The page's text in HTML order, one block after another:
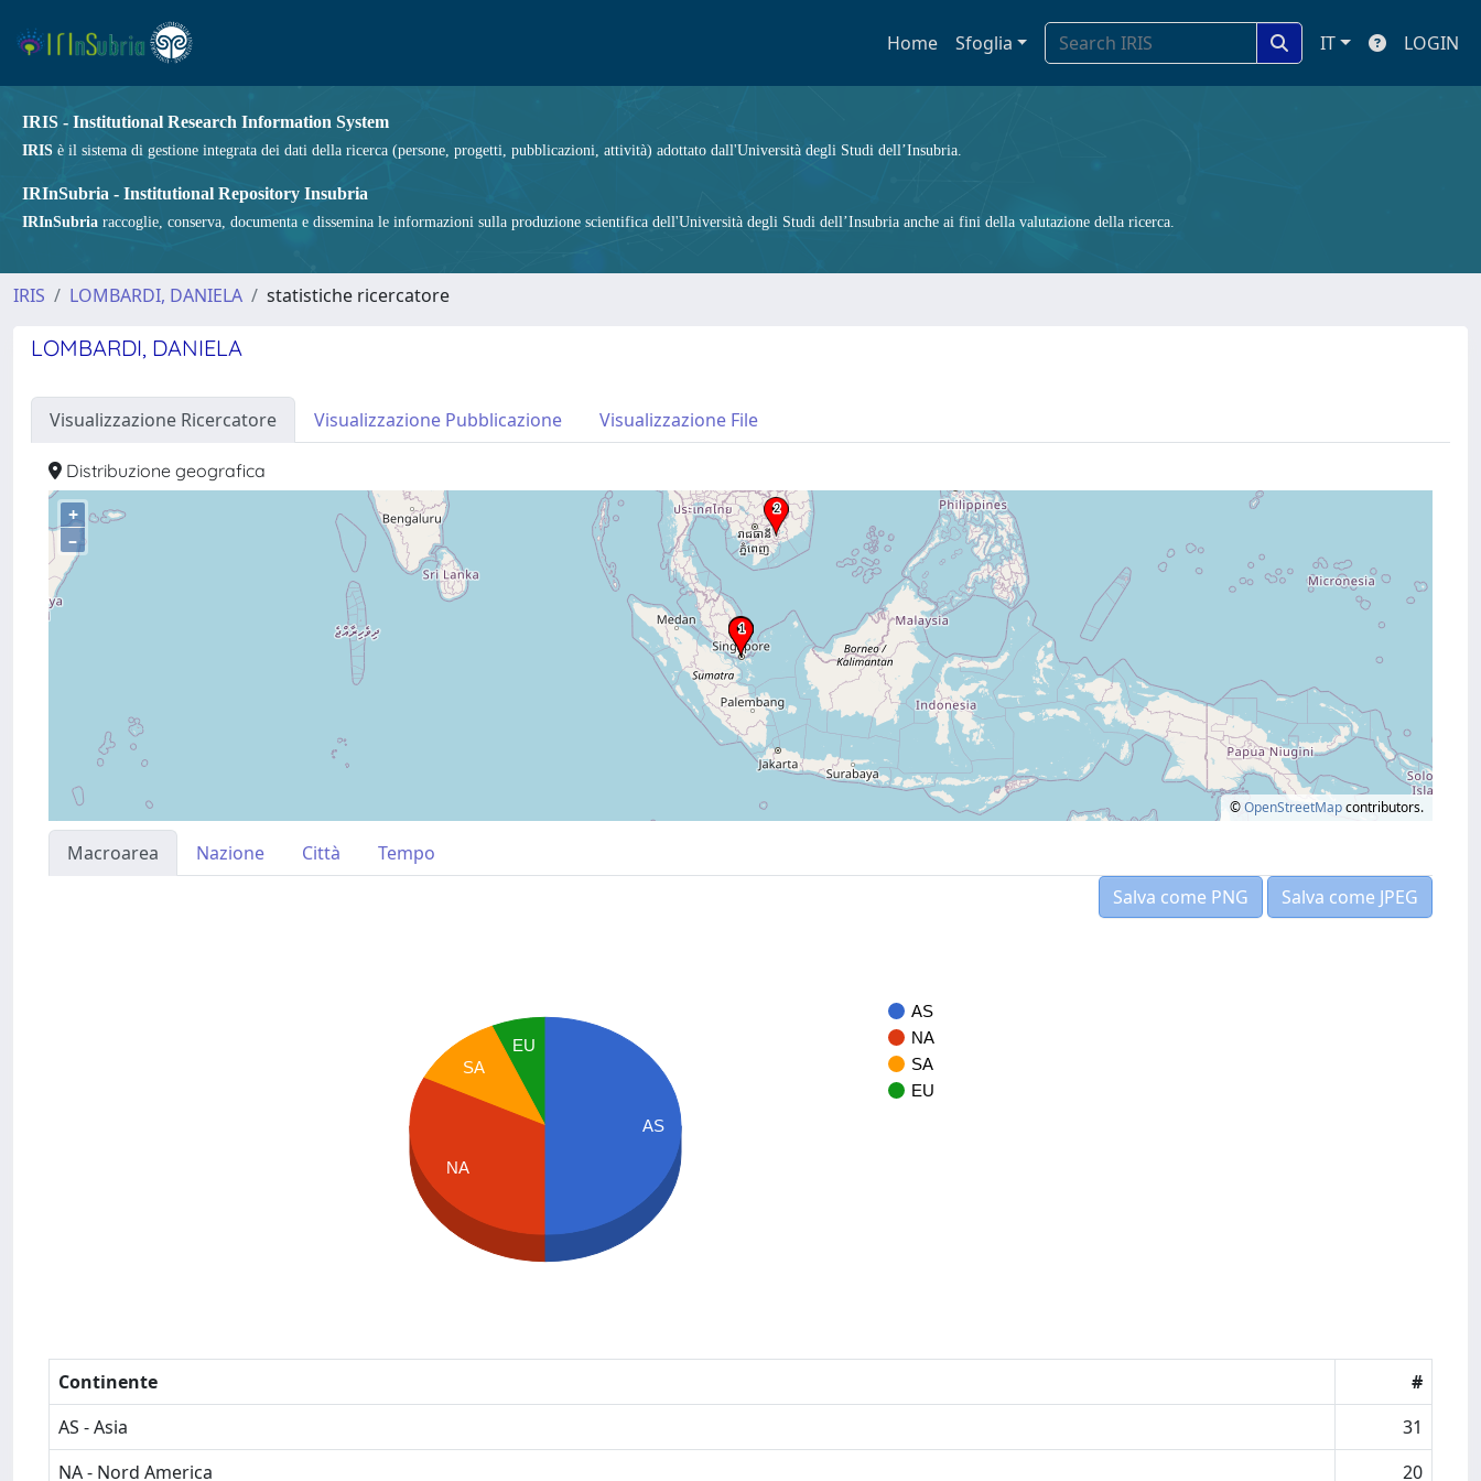
Home Sfoglia IT LOGIN
IRIS - Institutional Research Information System
IRIS è il sistema di gestione integrata dei dati della ricerca (persone, progetti, pubblicazioni, attività) adottato dall'Università degli Studi dell’Insubria.
IRInSubria - Institutional Repository Insubria
IRInSubria raccoglie, conserva, documenta e dissemina le informazioni sulla produzione scientifica dell'Università degli Studi dell’Insubria anche ai fini della valutazione della ricerca.
IRIS LOMBARDI, DANIELA statistiche ricercatore
LOMBARDI, DANIELA
Visualizzazione Ricercatore Visualizzazione Pubblicazione Visualizzazione File
Distribuzione geografica
+
–
©OpenStreetMapcontributors.
Macroarea Nazione Città
Tempo
Salva come PNG
Salva come JPEG
AS
NA
SA
EU
EU
SA
NA
AS
Continente
#
AS - Asia
31
NA - Nord America
20